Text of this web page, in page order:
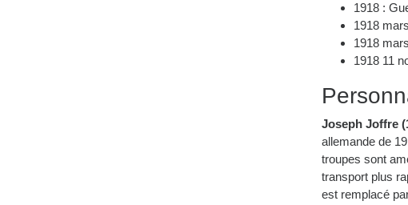
1918 :
1918
1918
1918 11
Joseph Joffre
allemande de
troupes sont
transport plus
est remplacé